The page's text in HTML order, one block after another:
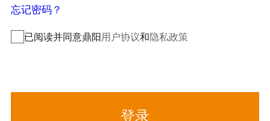
忘记密码？
已阅读并同意鼎阳用户协议和隐私政策
登录